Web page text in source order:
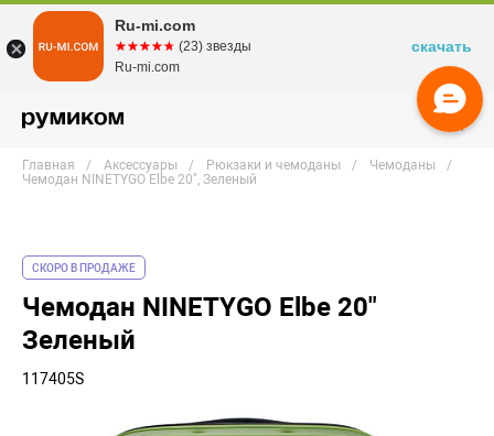
Главная Аксессуары Рюкзаки и чемоданы
Чемоданы
Чемодан NINETYGO Elbe 20", Зеленый
СКОРО В ПРОДАЖЕ
Чемодан NINETYGO Elbe 20"
Зеленый
117405S
Ru-mi.com
☆☆☆☆☆
★★★★★ (23) звезды
Ru-mi.com
скачать